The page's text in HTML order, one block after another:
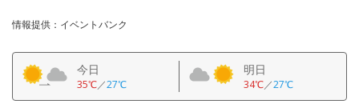
情報提供：イベントバンク
今日
35℃／27℃
明日
34℃／27℃